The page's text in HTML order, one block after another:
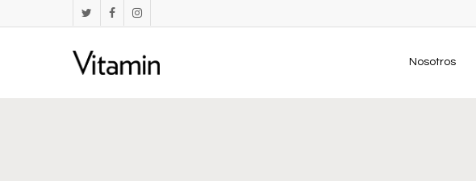
Nosotros